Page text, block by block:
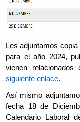
Les adjuntamos
para el año 2024,
vienen
siguiente enlace.
Así mismo
fecha 18 de
Calendario Laboral